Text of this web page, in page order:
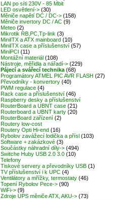
LAN po síti 230V - 85 Mbit
LED osvětlení-> (30)
Měniče napětí DC / DC-> (158)
Měniče invertory DC / AC (9)
Meteo (2)
Mikrotik RB,PC,Tp-link (3)
MiniITX a ATX mainboard (10)
MiniITX case a příslušenství (57)
MiniPCI (11)
Montážní materiál (108)
Nástroje, měřidla a nářadí-> (229)
Pájecí a svářecí technika (68)
Programátory ATMEL PIC AVR FLASH (27)
Převodníky - konvertory (40)
PWM regulace (4)
Rack case a příslušenství (46)
Raspberry desky a příslušenství
RouterBoard a UBNT case (21)
Routerboard a UBNT karty (20)
RouterBoard zařízení (2)
Routery low-cost
Routery Opti Hi-end (16)
Rybolov zavážecí lodička a přísl (103)
Software + zakázkové (3)
Součástky náhradní díly-> (494)
Switche Huby USB 2.0 3.0 (10)
Telefony
Tiskové servery a převodníky USB (1)
TV příslušenství i k UPC (4)
Ventilátory a mřížky, termostaty (46)
Topení Rybolov Pece-> (90)
WiFi-> (9)
Zdroje UPS měniče ATX, AKU-> (73)